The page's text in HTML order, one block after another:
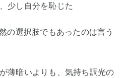
少し自分を恥じた
の選択肢でもあったのは言う
薄暗いよりも、気持ち調光の